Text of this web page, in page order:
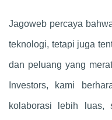
Jagoweb percaya
teknologi, tetapi juga
dan peluang yang
Investors, kami
kolaborasi lebih luas,